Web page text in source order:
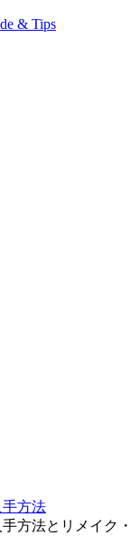
& Tips
方法
方法とリメイク・